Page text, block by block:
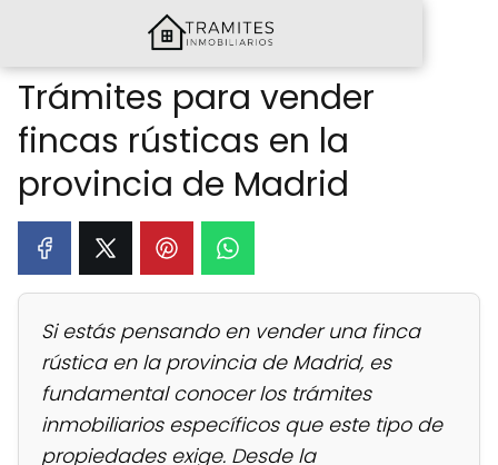
Trámites para vender
fincas rústicas en la
provincia de Madrid
Si estás pensando en vender una finca
rústica en la provincia de Madrid, es
fundamental conocer los trámites
inmobiliarios específicos que este tipo de
propiedades exige. Desde la